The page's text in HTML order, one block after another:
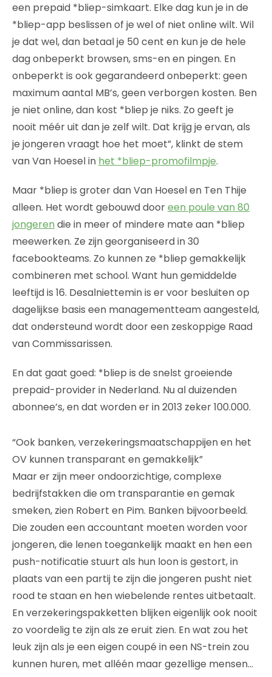
een prepaid *bliep-simkaart. Elke dag kun je in de
*bliep-app beslissen of je wel of niet online wilt. Wil
je dat wel, dan betaal je 50 cent en kun je de hele
dag onbeperkt browsen, sms-en en pingen. En
onbeperkt is ook gegarandeerd onbeperkt: geen
maximum aantal MB’s, geen verborgen kosten. Ben
je niet online, dan kost *bliep je niks. Zo geeft je
nooit méér uit dan je zelf wilt. Dat krijg je ervan, als
je jongeren vraagt hoe het moet”, klinkt de stem
van Van Hoesel in het *bliep-promofilmpje.
Maar *bliep is groter dan Van Hoesel en Ten Thije
alleen. Het wordt gebouwd dooreen poule van 80
jongeren die in meer of mindere mate aan *bliep
meewerken. Ze zijn georganiseerd in 30
facebookteams. Zo kunnen ze *bliep gemakkelijk
combineren met school. Want hun gemiddelde
leeftijd is 16. Desalniettemin is er voor besluiten op
dagelijkse basis een managementteam aangesteld,
dat ondersteund wordt door een zeskoppige Raad
van Commissarissen.
En dat gaat goed: *bliep is de snelst groeiende
prepaid-provider in Nederland. Nu al duizenden
abonnee’s, en dat worden er in 2013 zeker 100.000.
“Ook banken, verzekeringsmaatschappijen en het
OV kunnen transparant en gemakkelijk”
Maar er zijn meer ondoorzichtige, complexe
bedrijfstakken die om transparantie en gemak
smeken, zien Robert en Pim. Banken bijvoorbeeld.
Die zouden een accountant moeten worden voor
jongeren, die lenen toegankelijk maakt en hen een
push-notificatie stuurt als hun loon is gestort, in
plaats van een partij te zijn die jongeren pusht niet
rood te staan en hen wiebelende rentes uitbetaalt.
En verzekeringspakketten blijken eigenlijk ook nooit
zo voordelig te zijn als ze eruit zien. En wat zou het
leuk zijn als je een eigen coupé in een NS-trein zou
kunnen huren, met alléén maar gezellige mensen…